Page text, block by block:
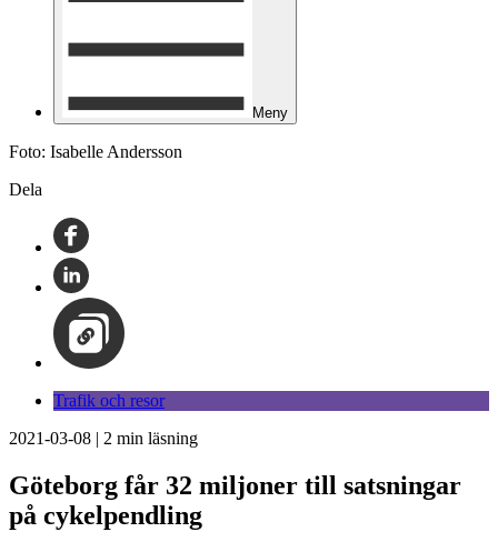
Meny
Foto: Isabelle Andersson
Dela
Trafik och resor
2021-03-08 | 2 min läsning
Göteborg får 32 miljoner till satsningar
på cykelpendling